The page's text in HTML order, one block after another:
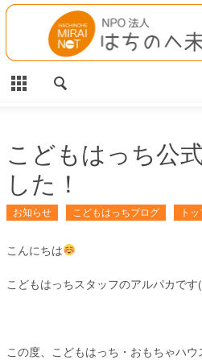
CLOSE
HOME
相談事業
MAP
お問合わせ
こどもはっち公
した！
お知らせ こどもはっちブログ ト
こんにちは
こどもはっちスタッフのアルパカです
この度、こどもはっち・おもちゃハウ